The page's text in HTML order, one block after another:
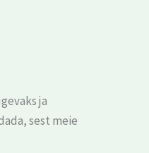
ja
sest meie